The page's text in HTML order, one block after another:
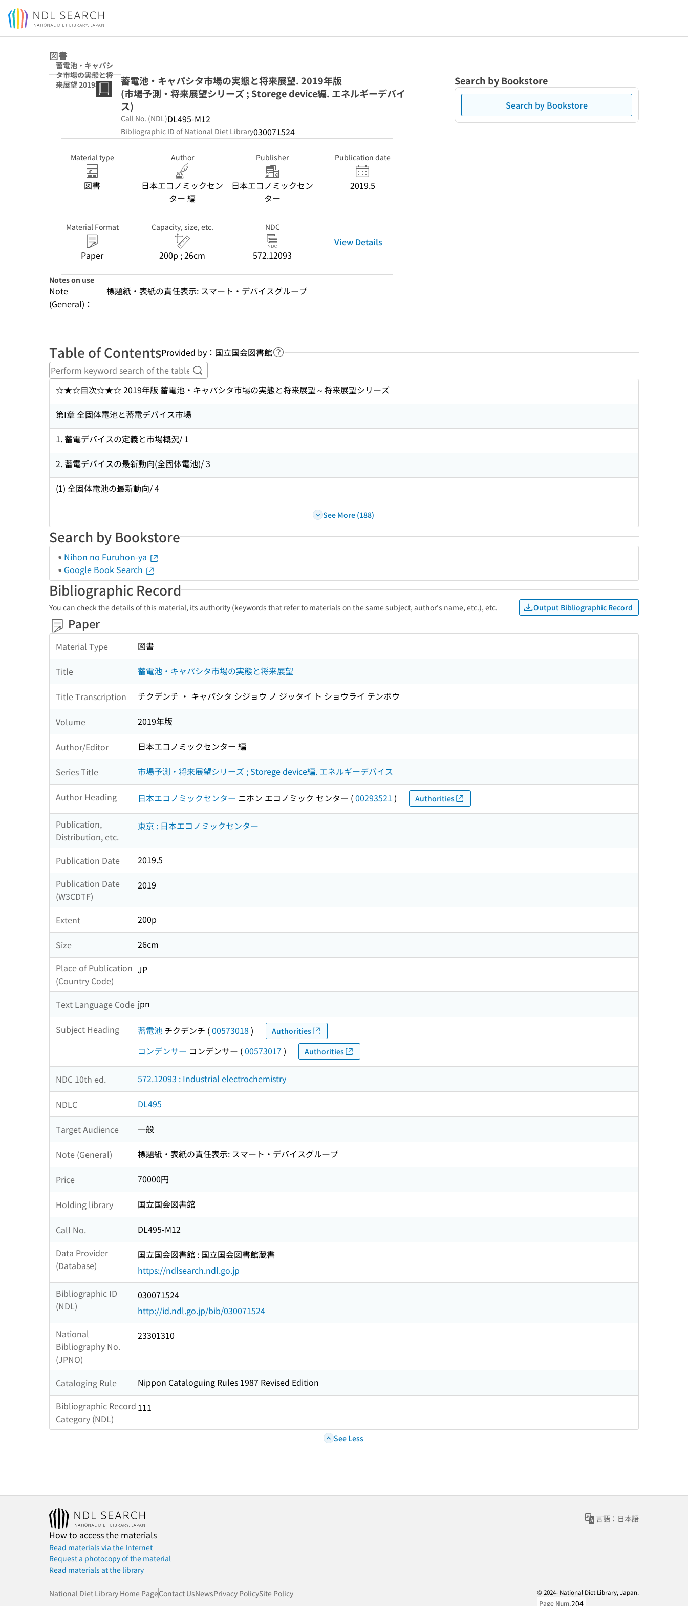
Jump to main content
図書
蓄電池・キャパシ
タ市場の実態と将
来展望 2019年版
(市場予測・将来
蓄電池・キャパシタ市場の実態と将来展望. 2019年版
(市場予測・将来展望シリーズ ; Storege device編. エネルギーデバイ
ス)
Call No. (NDL)DL495-M12
Bibliographic ID of National Diet Library030071524
Material type
図書
Author
日本エコノミックセン
ター 編
Publisher
日本エコノミックセン
ター
Publication date
2019.5
Material Format
Paper
Capacity, size, etc.
200p ; 26cm
NDC
572.12093
View Details
Notes on use
Note
(General)：
標題紙・表紙の責任表示: スマート・デバイスグループ
Search by Bookstore
Search by Bookstore
Table of ContentsProvided by：国立国会図書館 Link to Help Page
Perform keyword search of the table of contents
☆★☆目次☆★☆ 2019年版 蓄電池・キャパシタ市場の実態と将来展望～将来展望シリーズ
第I章 全固体電池と蓄電デバイス市場
1. 蓄電デバイスの定義と市場概況/ 1
2. 蓄電デバイスの最新動向(全固体電池)/ 3
(1) 全固体電池の最新動向/ 4
See More (188)
Search by Bookstore
Nihon no Furuhon-ya
Google Book Search
Bibliographic Record
You can check the details of this material, its authority (keywords that refer to materials on the same subject, author's name, etc.), etc. Output Bibliographic Record
Paper
Material Type 図書
Title 蓄電池・キャパシタ市場の実態と将来展望
Title Transcription チクデンチ ・ キャパシタ シジョウ ノ ジッタイ ト ショウライ テンボウ
Volume 2019年版
Author/Editor 日本エコノミックセンター 編
Series Title 市場予測・将来展望シリーズ ; Storege device編. エネルギーデバイス
Author Heading 日本エコノミックセンター ニホン エコノミック センター (00293521 ) Authorities
Publication,
Distribution, etc.
東京 : 日本エコノミックセンター
Publication Date
2019.5
Publication Date
(W3CDTF)
2019
Extent 200p
Size
26cm
Place of Publication
(Country Code)
JP
Text Language Code jpn
Subject Heading 蓄電池 チクデンチ (00573018 ) Authorities
コンデンサー コンデンサー (00573017 ) Authorities
NDC 10th ed. 572.12093 : Industrial electrochemistry
NDLC DL495
Target Audience 一般
Note (General) 標題紙・表紙の責任表示: スマート・デバイスグループ
Price 70000円
Holding library 国立国会図書館
Call No.
DL495-M12
Data Provider
(Database)
国立国会図書館 : 国立国会図書館蔵書
https://ndlsearch.ndl.go.jp
Bibliographic ID
(NDL)
030071524
http://id.ndl.go.jp/bib/030071524
National
Bibliography No.
(JPNO)
23301310
Cataloging Rule
Nippon Cataloguing Rules 1987 Revised Edition
Bibliographic Record
Category (NDL)
111
See Less
言語：日本語
How to access the materials
Read materials via the Internet
Request a photocopy of the material
Read materials at the library
National Diet Library Home PageContact UsNewsPrivacy PolicySite Policy
© 2024- National Diet Library, Japan.
Page Num.204